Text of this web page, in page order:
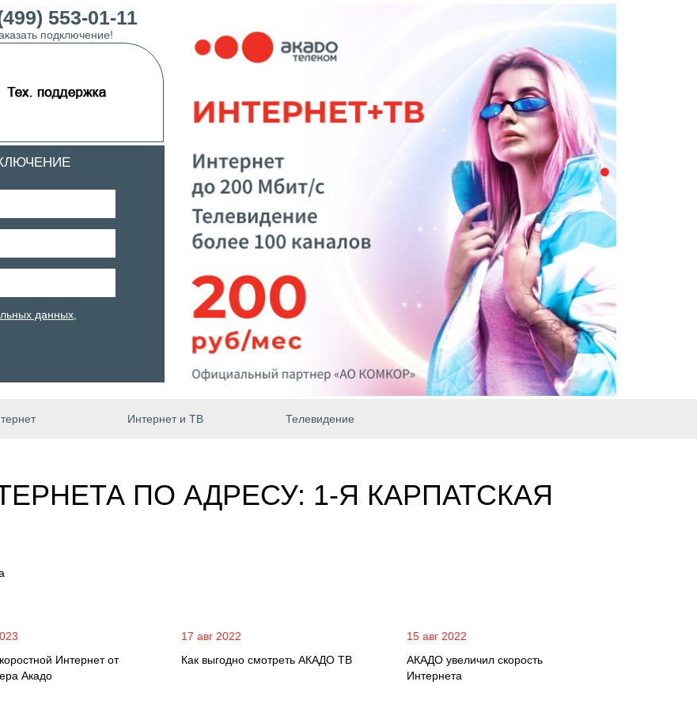
553-01-11
подключение!
данных
Интернет и ТВ Телевидение
ПО АДРЕСУ: 1-Я КАРПАТСКАЯ
Интернет от
Акадо
17 авг 2022
Как выгодно смотреть АКАДО ТВ
15 авг 2022
АКАДО увеличил скорость
Интернета